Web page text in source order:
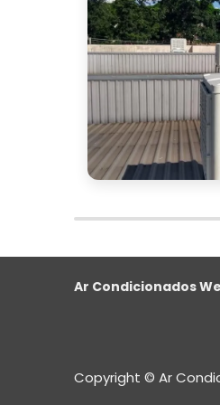
Investir em
qualquer
Com
respiratórias,
administrativos.
confortável e
solicitar um
Ar Condicionados
Copyright © Ar